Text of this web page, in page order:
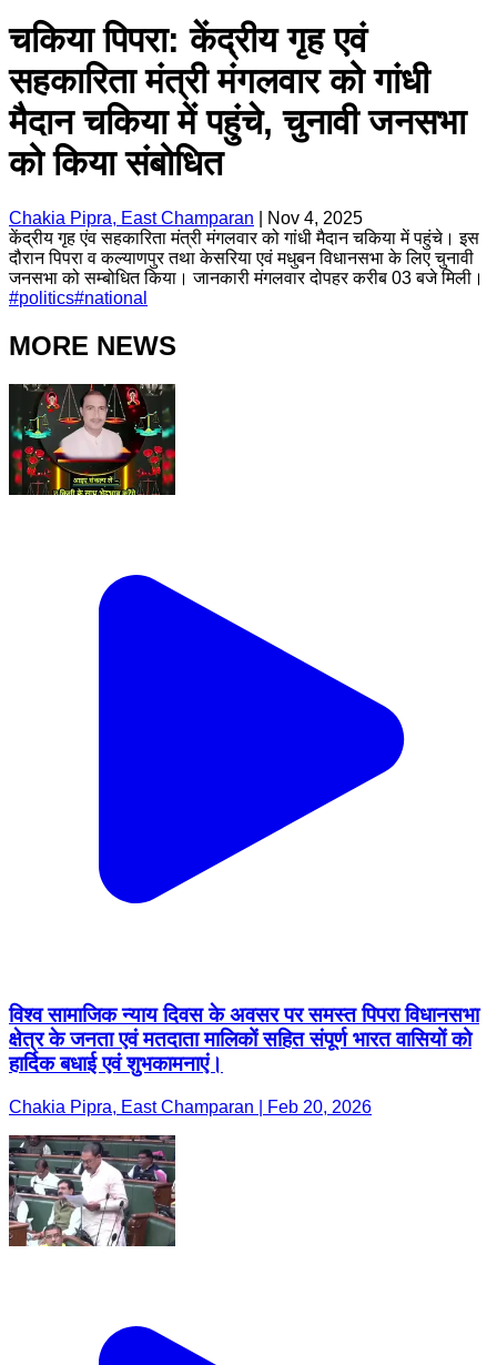
चकिया पिपरा: केंद्रीय गृह एवं
सहकारिता मंत्री मंगलवार को गांधी
मैदान चकिया में पहुंचे, चुनावी जनसभा
को किया संबोधित
Chakia Pipra, East Champaran
Nov 4, 2025
केंद्रीय गृह एंव सहकारिता मंत्री मंगलवार को गांधी मैदान चकिया में पहुंचे। इस
दौरान पिपरा व कल्याणपुर तथा केसरिया एवं मधुबन विधानसभा के लिए चुनावी
जनसभा को सम्बोधित किया। जानकारी मंगलवार दोपहर करीब 03 बजे मिली।
#politics#national
MORE NEWS
विश्व सामाजिक न्याय दिवस के अवसर पर समस्त पिपरा विधानसभा
क्षेत्र के जनता एवं मतदाता मालिकों सहित संपूर्ण भारत वासियों को
हार्दिक बधाई एवं शुभकामनाएं।
Chakia Pipra, East Champaran | Feb 20, 2026